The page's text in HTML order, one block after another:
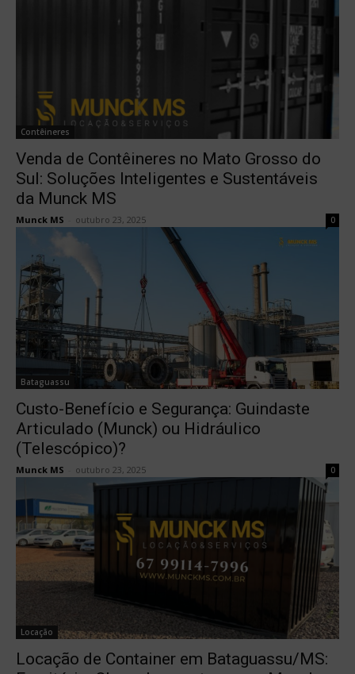
Contêineres
Venda de Contêineres no Mato Grosso do
Sul: Soluções Inteligentes e Sustentáveis
da Munck MS
Munck MS outubro 23, 2025 0
Bataguassu
Custo-Benefício e Segurança: Guindaste
Articulado (Munck) ou Hidráulico
(Telescópico)?
Munck MS outubro 23, 2025 0
Locação
Locação de Container em Bataguassu/MS: